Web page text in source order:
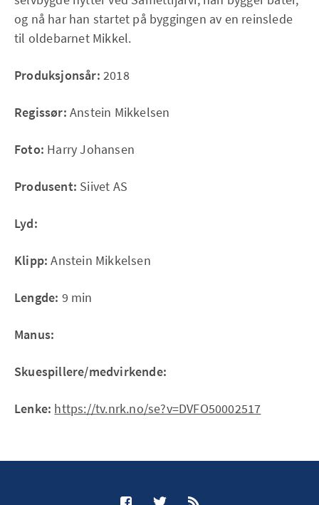
og nå har han startet på byggingen av en reinslede
til oldebarnet Mikkel.
Produksjonsår: 2018
Regissør: Anstein Mikkelsen
Foto: Harry Johansen
Produsent: Siivet AS
Lyd:
Klipp: Anstein Mikkelsen
Lengde: 9 min
Manus:
Skuespillere/medvirkende:
Lenke: https://tv.nrk.no/se?v=DVFO50002517